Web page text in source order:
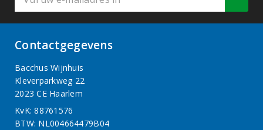
Contactgegevens
Bacchus Wijnhuis
Kleverparkweg 22
2023 CE Haarlem
KvK: 88761576
BTW: NL004664479B04